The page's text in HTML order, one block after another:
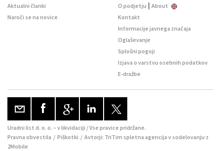
Aktualni članki
Naroči se na novice
O podjetju | About
Kontakt
Informacije javnega značaja
Oglaševanje
Splošni pogoji
Izjava o varstvu osebnih podatkov
E-dražbe
Uradni list d. o. o. – v likvidaciji / Vse pravice pridržane.
Pravna obvestila / Piškotki / Avtorji: TriTim spletna agencija v sodelovanju z
2Mobile